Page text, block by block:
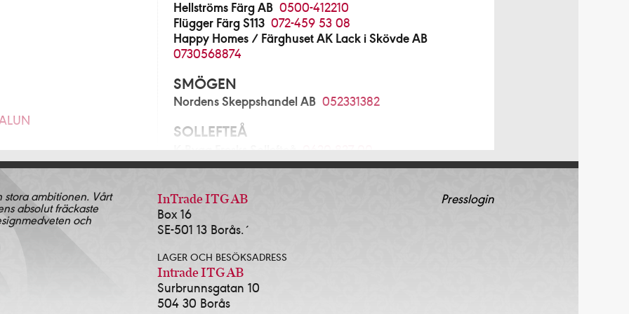
Tapet Alingsås 0322-
AB
Hellströms Färg AB 0500-412210
Flügger Färg S113 072-459 53 08
Happy Homes / Färghuset AK Lack i Skövde AB
0730568874
SMÖGEN
Nordens Skeppshandel AB 052331382
SOLLEFTEÅ
Norrort Färg & Tapetlager AB
Blå Huset i Sollentuna AB
Färgscalan Sthlm AB
SORSELE
Lidens Järnhandel AB
InTrade ITG AB
Box 16
SE-501 13 Borås.´
LAGER OCH BESÖKSADRESS
Intrade ITG AB
Surbrunnsgatan 10
504 30 Borås
Presslogin
ambitionen. Vårt
absolut fräckaste
och